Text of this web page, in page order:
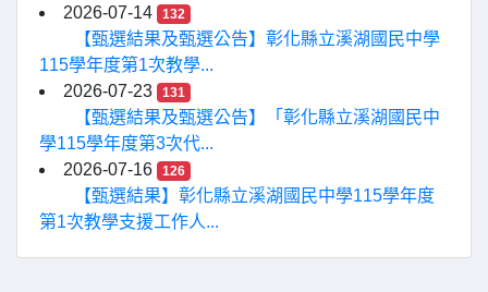
2026-07-14
132
【甄選結果及甄選公告】彰化縣立溪湖國民中學
115學年度第1次教學...
2026-07-23
131
【甄選結果及甄選公告】「彰化縣立溪湖國民中
學115學年度第3次代...
2026-07-16
126
【甄選結果】彰化縣立溪湖國民中學115學年度
第1次教學支援工作人...